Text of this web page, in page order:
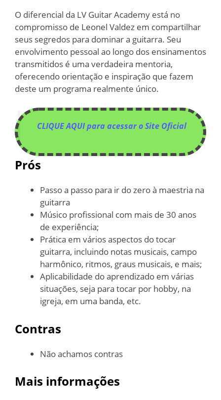
O diferencial da LV Guitar Academy está no
compromisso de Leonel Valdez em compartilhar
seus segredos para dominar a guitarra. Seu
envolvimento pessoal ao longo dos ensinamentos
transmitidos é uma verdadeira mentoria,
oferecendo orientação e inspiração que fazem
deste um programa realmente único.
CLIQUE AQUI para acessar o Site Oficial
Prós
Passo a passo para ir do zero à maestria na
guitarra
Músico profissional com mais de 30 anos
de experiência;
Prática em vários aspectos do tocar
guitarra, incluindo notas musicais, campo
harmônico, ritmos, graus musicais, e mais;
Aplicabilidade do aprendizado em várias
situações, seja para tocar por hobby, na
igreja, em uma banda, etc.
Contras
Não achamos contras
Mais informações